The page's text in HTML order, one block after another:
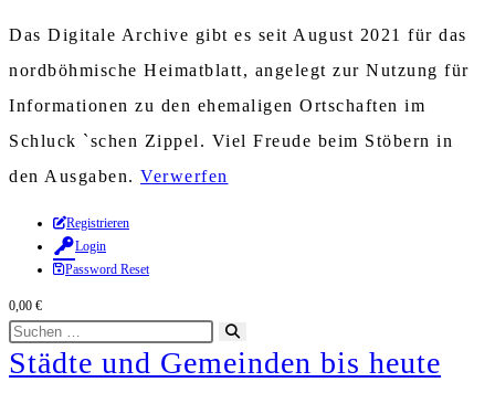
Das Digitale Archive gibt es seit August 2021 für das
nordböhmische Heimatblatt, angelegt zur Nutzung für
Informationen zu den ehemaligen Ortschaften im
Schluck `schen Zippel. Viel Freude beim Stöbern in
den Ausgaben. Verwerfen
Zum
Inhalt
springen
Registrieren
Login
Password Reset
0,00 €
Diese
Website
durchsuchen
starten
Städte und Gemeinden bis heute